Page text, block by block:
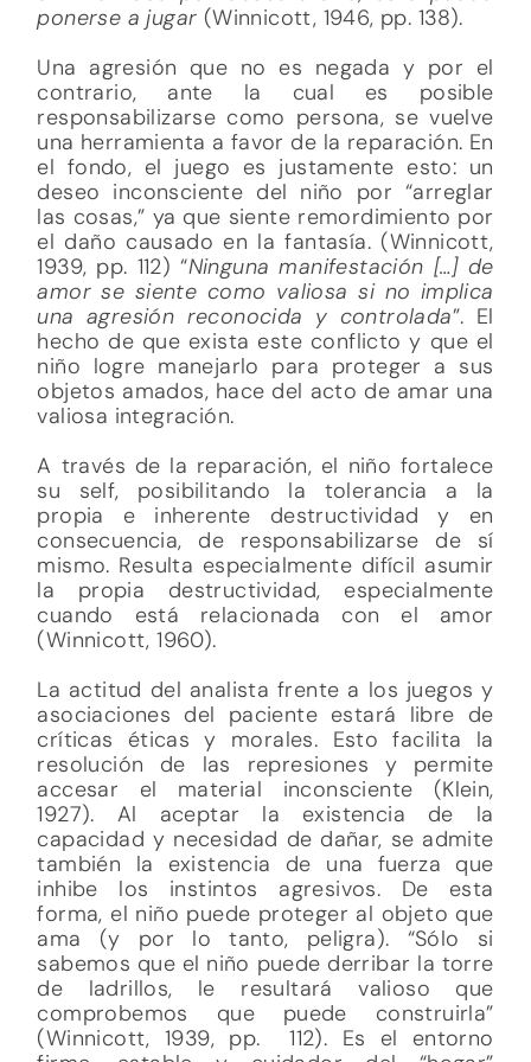
ponerse a jugar (Winnicott, 1946, pp. 138).
Una agresión que no es negada y por el
contrario, ante la cual es posible
responsabilizarse como persona, se vuelve
una herramienta a favor de la reparación. En
el fondo, el juego es justamente esto: un
deseo inconsciente del niño por “arreglar
las cosas,” ya que siente remordimiento por
el daño causado en la fantasía. (Winnicott,
1939, pp. 112) “Ninguna manifestación […] de
amor se siente como valiosa si no implica
una agresión reconocida y controlada”. El
hecho de que exista este conflicto y que el
niño logre manejarlo para proteger a sus
objetos amados, hace del acto de amar una
valiosa integración.
A través de la reparación, el niño fortalece
su self, posibilitando la tolerancia a la
propia e inherente destructividad y en
consecuencia, de responsabilizarse de sí
mismo. Resulta especialmente difícil asumir
la propia destructividad, especialmente
cuando está relacionada con el amor
(Winnicott, 1960).
La actitud del analista frente a los juegos y
asociaciones del paciente estará libre de
críticas éticas y morales. Esto facilita la
resolución de las represiones y permite
accesar el material inconsciente (Klein,
1927). Al aceptar la existencia de la
capacidad y necesidad de dañar, se admite
también la existencia de una fuerza que
inhibe los instintos agresivos. De esta
forma, el niño puede proteger al objeto que
ama (y por lo tanto, peligra). “Sólo si
sabemos que el niño puede derribar la torre
de ladrillos, le resultará valioso que
comprobemos que puede construirla”
(Winnicott, 1939, pp. 112). Es el entorno